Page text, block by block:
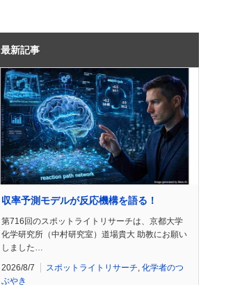
最新記事
収率予測モデルが反応機構を語る！
第716回のスポットライトリサーチは、京都大学
化学研究所（中村研究室）道場貴大 助教にお願い
しました…
2026/8/7 スポットライトリサーチ 化学者のつ
ぶやき